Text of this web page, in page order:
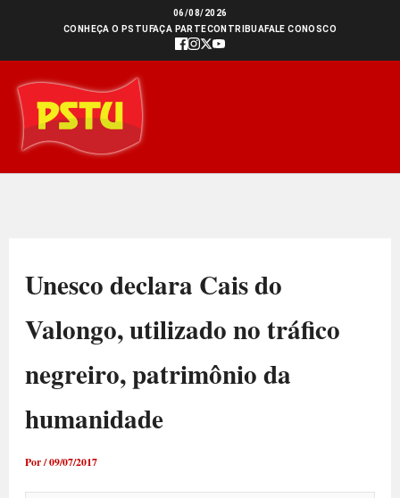
conteúdo
06/08/2026
CONHEÇA O PSTU FAÇA PARTECONTRIBUAFALE CONOSCO
Unesco declara Cais do
Valongo, utilizado no tráfico
negreiro, patrimônio da
humanidade
Por/09/07/2017